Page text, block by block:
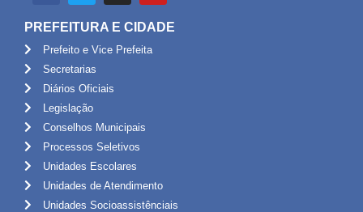
PREFEITURA E CIDADE
Prefeito e Vice Prefeita
Secretarias
Diários Oficiais
Legislação
Conselhos Municipais
Processos Seletivos
Unidades Escolares
Unidades de Atendimento
Unidades Socioassistênciais